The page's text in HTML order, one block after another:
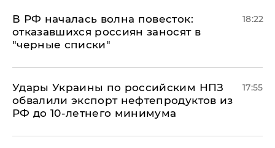
​В РФ началась волна повесток:
отказавшихся россиян заносят в
"черные списки"
18:22
Удары Украины по российским НПЗ
обвалили экспорт нефтепродуктов из
РФ до 10-летнего минимума
17:55